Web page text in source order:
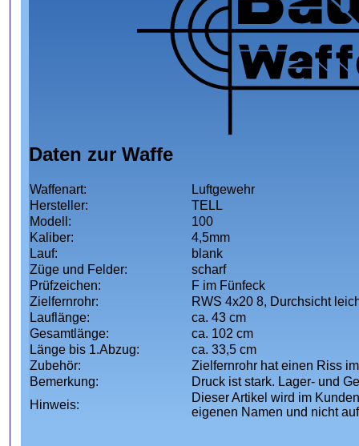
Daten zur Waffe
Waffenart:
Luftgewehr
Hersteller:
TELL
Modell:
100
Kaliber:
4,5mm
Lauf:
blank
Züge und Felder:
scharf
Prüfzeichen:
F im Fünfeck
Zielfernrohr:
RWS 4x20 8, Durchsicht
Lauflänge:
ca. 43 cm
Gesamtlänge:
ca. 102 cm
Länge bis 1.Abzug:
ca. 33,5 cm
Zubehör:
Zielfernrohr hat einen Riss
Bemerkung:
Druck ist stark. Lager- und
Hinweis:
Dieser Artikel wird im
eigenen Namen und nicht